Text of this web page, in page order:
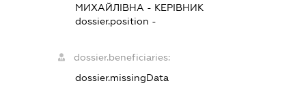
МИХАЙЛІВНА - КЕРІВНИК
dossier.position -
dossier.beneficiaries:
dossier.missingData